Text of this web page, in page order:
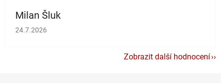
Milan Šluk
Hodnocení obchodu je 5 z 5 hvězdiček.
24.7.2026
Zobrazit další hodnocení